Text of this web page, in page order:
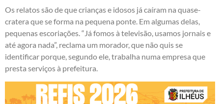
Os relatos são de que crianças e idosos já caíram na quase-
cratera que se forma na pequena ponte. Em algumas delas,
pequenas escoriações. “Já fomos à televisão, usamos jornais e
até agora nada”, reclama um morador, que não quis se
identificar porque, segundo ele, trabalha numa empresa que
presta serviços à prefeitura.